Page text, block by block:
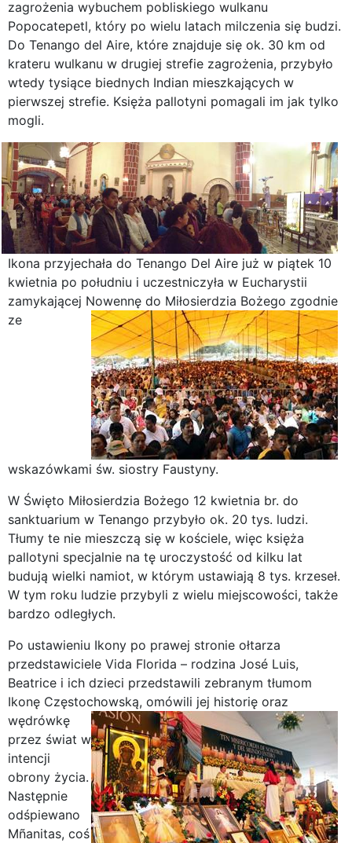
zagrożenia wybuchem pobliskiego wulkanu
Popocatepetl, który po wielu latach milczenia się budzi.
Do Tenango del Aire, które znajduje się ok. 30 km od
krateru wulkanu w drugiej strefie zagrożenia, przybyło
wtedy tysiące biednych Indian mieszkających w
pierwszej strefie. Księża pallotyni pomagali im jak tylko
mogli.
Ikona przyjechała do Tenango Del Aire już w piątek 10
kwietnia po południu i uczestniczyła w Eucharystii
zamykającej Nowennę do Miłosierdzia Bożego zgodnie
ze
wskazówkami św. siostry Faustyny.
W Święto Miłosierdzia Bożego 12 kwietnia br. do
sanktuarium w Tenango przybyło ok. 20 tys. ludzi.
Tłumy te nie mieszczą się w kościele, więc księża
pallotyni specjalnie na tę uroczystość od kilku lat
budują wielki namiot, w którym ustawiają 8 tys. krzeseł.
W tym roku ludzie przybyli z wielu miejscowości, także
bardzo odległych.
Po ustawieniu Ikony po prawej stronie ołtarza
przedstawiciele Vida Florida – rodzina José Luis,
Beatrice i ich dzieci przedstawili zebranym tłumom
Ikonę Częstochowską, omówili jej historię oraz
wędrówkę
przez świat w
intencji
obrony życia.
Następnie
odśpiewano
Mñanitas, coś